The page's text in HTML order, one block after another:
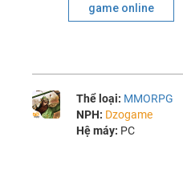
game online
Thể loại: MMORPG
NPH: Dzogame
Hệ máy: PC